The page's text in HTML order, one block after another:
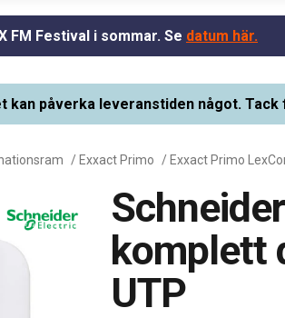
FM Festival i sommar. Se datum här.
kan påverka leveranstiden något.
/ Exxact Primo / Exxact Primo
komplett
UTP